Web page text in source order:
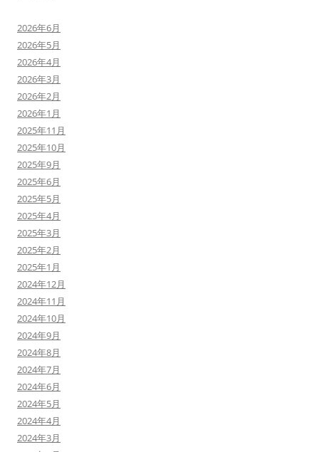
2026年6月
2026年5月
2026年4月
2026年3月
2026年2月
2026年1月
2025年11月
2025年10月
2025年9月
2025年6月
2025年5月
2025年4月
2025年3月
2025年2月
2025年1月
2024年12月
2024年11月
2024年10月
2024年9月
2024年8月
2024年7月
2024年6月
2024年5月
2024年4月
2024年3月